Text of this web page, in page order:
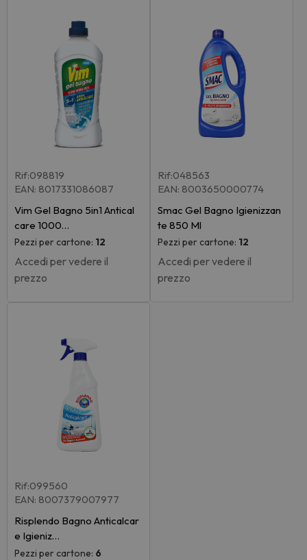
Rif:098819
EAN: 8017331086087
Vim Gel Bagno 5in1 Antical
care 1000…
Pezzi per cartone: 12
Accedi per vedere il
prezzo
Rif:048563
EAN: 8003650000774
Smac Gel Bagno Igienizzan
te 850 Ml
Pezzi per cartone: 12
Accedi per vedere il
prezzo
Rif:099560
EAN: 8007379007977
Risplendo Bagno Anticalcar
e Igieniz…
Pezzi per cartone: 6